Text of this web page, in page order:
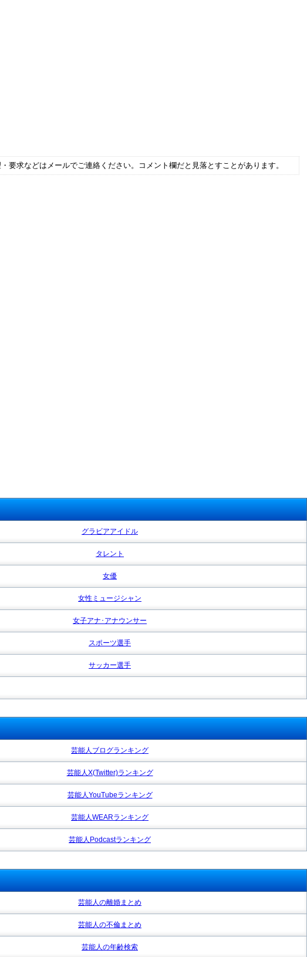
求などはメールでご連絡ください。コメント欄だと見落とすことがあります。
グラビアアイドル
タレント
女優
女性ミュージシャン
女子アナ･アナウンサー
スポーツ選手
サッカー選手
芸能人ブログランキング
芸能人X(Twitter)ランキング
芸能人YouTubeランキング
芸能人WEARランキング
芸能人Podcastランキング
芸能人の離婚まとめ
芸能人の不倫まとめ
芸能人の年齢検索